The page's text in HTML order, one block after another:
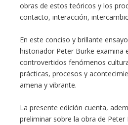
obras de estos teóricos y los
contacto, interacción,
En este conciso y brillante
historiador Peter Burke examina
controvertidos fenómenos
prácticas, procesos y
amena y vibrante.
La presente edición cuenta,
preliminar sobre la obra de Peter